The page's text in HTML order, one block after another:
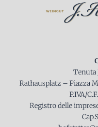
Tenuta
Rathausplatz – Piazza
P.IVA/
Registro delle